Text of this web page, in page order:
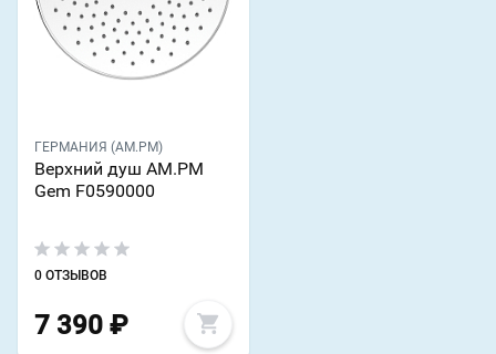
ГЕРМАНИЯ (AM.PM)
Верхний душ AM.PM
Gem F0590000
0 ОТЗЫВОВ
7 390 ₽